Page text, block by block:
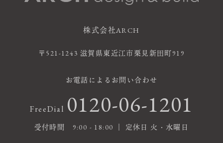
株式会社ARCH
〒521-1243 滋賀県東近江市栗見新田町919
お電話によるお問い合わせ
FreeDial 0120-06-1201
受付時間 9:00 - 18:00 ｜ 定休日 火・水曜日